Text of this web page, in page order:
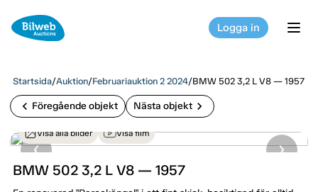
Logga in
Startsida/Auktion/Februariauktion 2 2024/BMW 502 3,2 L V8 — 1957
chevron_left Föregående objekt Nästa objekt chevron_right
Visa alla bilder Visa film
BMW 502 3,2 L V8 — 1957